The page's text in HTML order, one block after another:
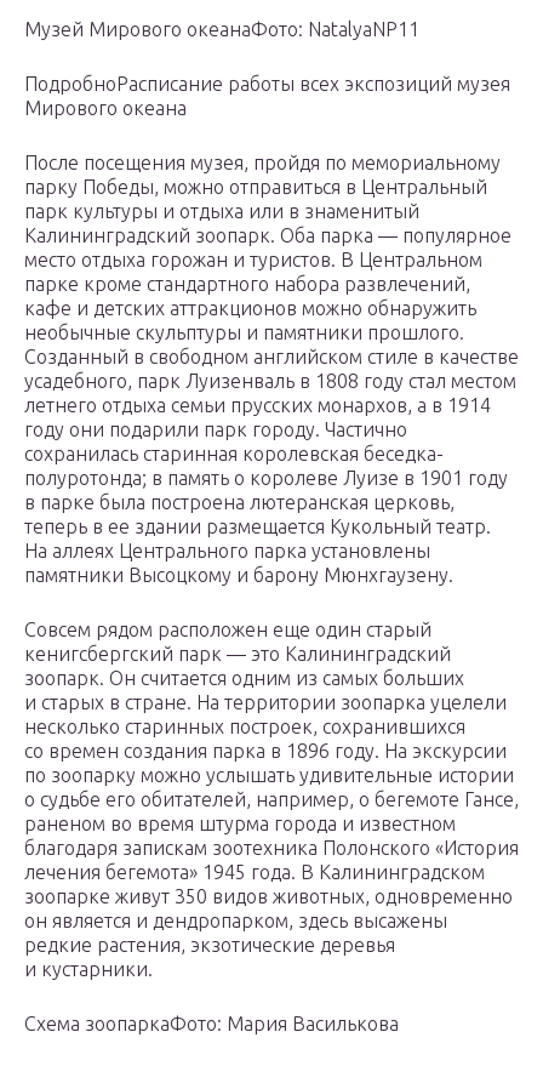
Музей Мирового океанаФото: NatalyaNP11
ПодробноРасписание работы всех экспозиций музея
Мирового океана
После посещения музея, пройдя по мемориальному
парку Победы, можно отправиться в Центральный
парк культуры и отдыха или в знаменитый
Калининградский зоопарк. Оба парка — популярное
место отдыха горожан и туристов. В Центральном
парке кроме стандартного набора развлечений,
кафе и детских аттракционов можно обнаружить
необычные скульптуры и памятники прошлого.
Созданный в свободном английском стиле в качестве
усадебного, парк Луизенваль в 1808 году стал местом
летнего отдыха семьи прусских монархов, а в 1914
году они подарили парк городу. Частично
сохранилась старинная королевская беседка-
полуротонда; в память о королеве Луизе в 1901 году
в парке была построена лютеранская церковь,
теперь в ее здании размещается Кукольный театр.
На аллеях Центрального парка установлены
памятники Высоцкому и барону Мюнхгаузену.
Совсем рядом расположен еще один старый
кенигсбергский парк — это Калининградский
зоопарк. Он считается одним из самых больших
и старых в стране. На территории зоопарка уцелели
несколько старинных построек, сохранившихся
со времен создания парка в 1896 году. На экскурсии
по зоопарку можно услышать удивительные истории
о судьбе его обитателей, например, о бегемоте Гансе,
раненом во время штурма города и известном
благодаря запискам зоотехника Полонского «История
лечения бегемота» 1945 года. В Калининградском
зоопарке живут 350 видов животных, одновременно
он является и дендропарком, здесь высажены
редкие растения, экзотические деревья
и кустарники.
Схема зоопаркаФото: Мария Василькова